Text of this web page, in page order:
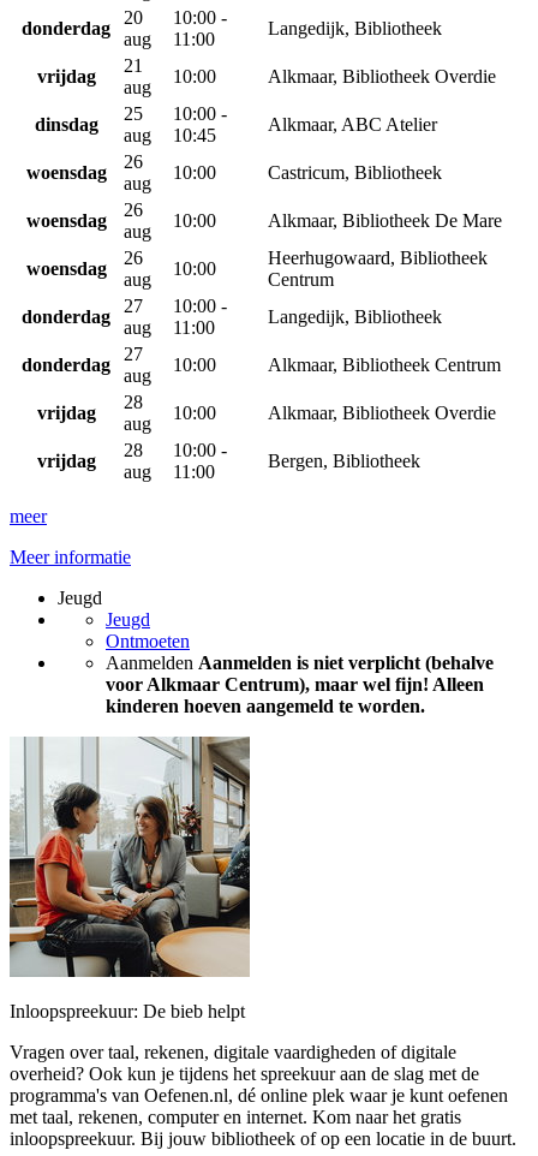
donderdag
20
aug
10:00 -
11:00
Langedijk, Bibliotheek
vrijdag
21
aug
10:00 Alkmaar, Bibliotheek Overdie
dinsdag
25
aug
10:00 -
10:45
Alkmaar, ABC Atelier
woensdag
26
aug
10:00 Castricum, Bibliotheek
woensdag
26
aug
10:00 Alkmaar, Bibliotheek De Mare
woensdag
26
aug
10:00
Heerhugowaard, Bibliotheek
Centrum
donderdag
27
aug
10:00 -
11:00
Langedijk, Bibliotheek
donderdag
27
aug
10:00 Alkmaar, Bibliotheek Centrum
vrijdag
28
aug
10:00 Alkmaar, Bibliotheek Overdie
vrijdag
28
aug
10:00 -
11:00
Bergen, Bibliotheek
meer
Meer informatie
Jeugd
Jeugd
Ontmoeten
Aanmelden Aanmelden is niet verplicht (behalve
voor Alkmaar Centrum), maar wel fijn! Alleen
kinderen hoeven aangemeld te worden.
Inloopspreekuur: De bieb helpt
Vragen over taal, rekenen, digitale vaardigheden of digitale
overheid? Ook kun je tijdens het spreekuur aan de slag met de
programma's van Oefenen.nl, dé online plek waar je kunt oefenen
met taal, rekenen, computer en internet. Kom naar het gratis
inloopspreekuur. Bij jouw bibliotheek of op een locatie in de buurt.